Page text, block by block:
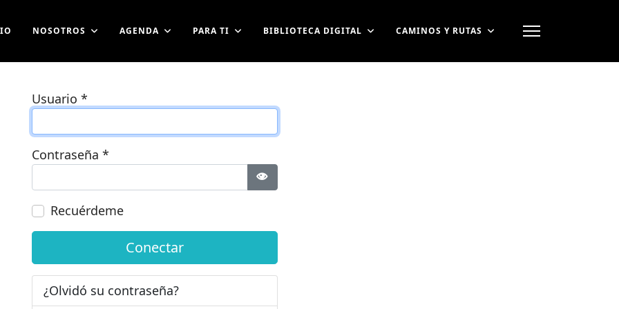
NOSOTROS AGENDA PARA TI BIBLIOTECA DIGITAL CAMINOS Y RUTAS
Usuario *
Contraseña *
Mostrar contraseña
Recuérdeme
Conectar
¿Olvidó su contraseña?